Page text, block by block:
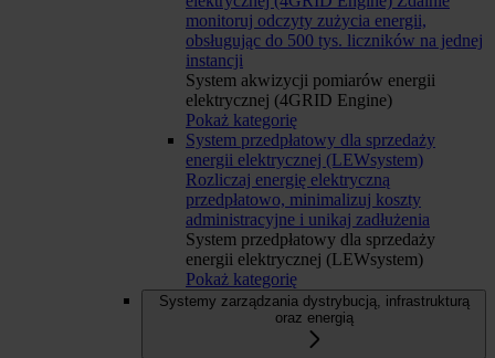
monitoruj odczyty zużycia energii,
obsługując do 500 tys. liczników na jednej
instancji
System akwizycji pomiarów energii
elektrycznej (4GRID Engine)
Pokaż kategorię
System przedpłatowy dla sprzedaży
energii elektrycznej (LEWsystem)
Rozliczaj energię elektryczną
przedpłatowo, minimalizuj koszty
administracyjne i unikaj zadłużenia
System przedpłatowy dla sprzedaży
energii elektrycznej (LEWsystem)
Pokaż kategorię
Systemy zarządzania dystrybucją, infrastrukturą
oraz energią